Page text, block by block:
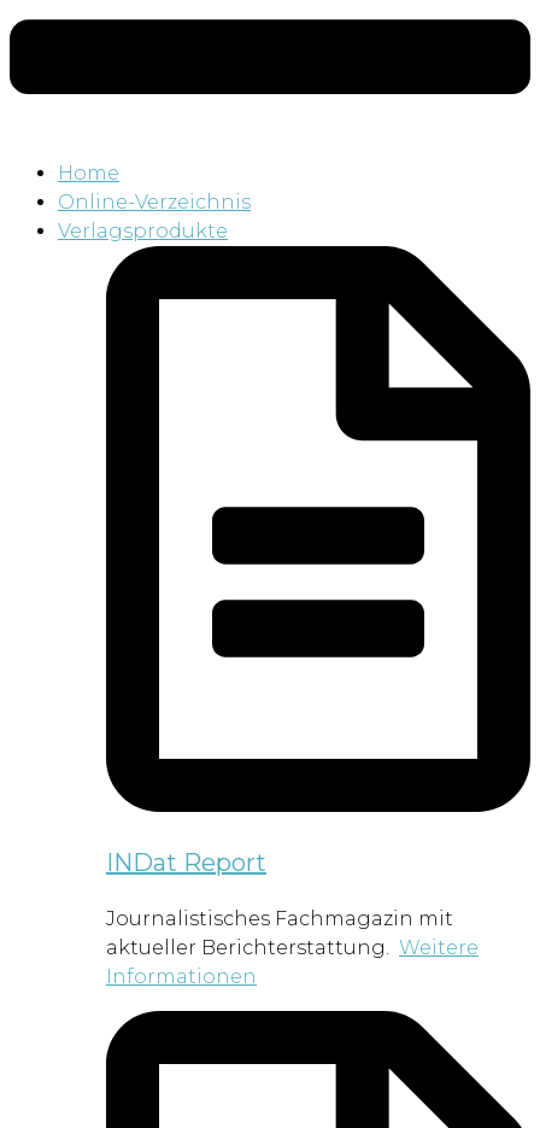
Home
Online-Verzeichnis
Verlagsprodukte
INDat Report
Journalistisches Fachmagazin mit
aktueller Berichterstattung. Weitere
Informationen